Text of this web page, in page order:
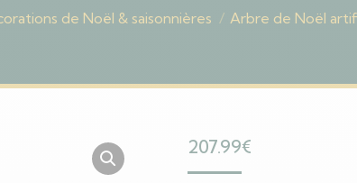
de Noël & saisonnières Arbre de Noël
207.99€